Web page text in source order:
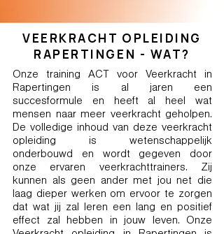
VEERKRACHT OPLEIDING
RAPERTINGEN - WAT?
Onze training ACT voor Veerkracht in
Rapertingen is al jaren een
succesformule en heeft al heel wat
mensen naar meer veerkracht geholpen.
De volledige inhoud van deze veerkracht
opleiding is wetenschappelijk
onderbouwd en wordt gegeven door
onze ervaren veerkrachttrainers. Zij
kunnen als geen ander met jou net die
laag dieper werken om ervoor te zorgen
dat wat jij zal leren een lang en positief
effect zal hebben in jouw leven. Onze